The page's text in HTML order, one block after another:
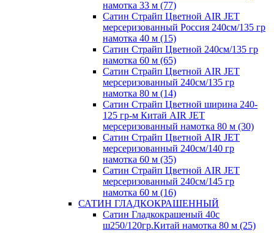
намотка 33 м (77)
Сатин Страйп Цветной AIR JET
мерсеризованный Россия 240см/135 гр
намотка 40 м (15)
Сатин Страйп Цветной 240см/135 гр
намотка 60 м (65)
Сатин Страйп Цветной AIR JET
мерсеризованный 240см/135 гр
намотка 80 м (14)
Сатин Страйп Цветной ширина 240-
125 гр-м Китай AIR JET
мерсеризованный намотка 80 м (30)
Сатин Страйп Цветной AIR JET
мерсеризованный 240см/140 гр
намотка 60 м (35)
Сатин Страйп Цветной AIR JET
мерсеризованный 240см/145 гр
намотка 60 м (16)
САТИН ГЛАДКОКРАШЕННЫЙ
Сатин Гладкокрашеный 40с
ш250/120гр.Китай намотка 80 м (25)